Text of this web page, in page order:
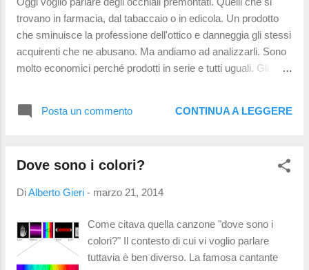
trovano in farmacia, dal tabaccaio o in edicola. Un prodotto
che sminuisce la professione dell'ottico e danneggia gli stessi
acquirenti che ne abusano. Ma andiamo ad analizzarli. Sono
molto economici perché prodotti in serie e tutti uguali. Gli
levigazione (burattatura) che durano ore! I brillantini sono
durante il montaggio delle lenti. I premontati sono stampati.
procedimento: policarbonato iniettato in stampi. Una
analizzarne vantaggi e svantaggi. Tra i vantaggi vi è il costo
contenuto, la disponibilità immediata e la diffusione capillare.
Q...
Posta un commento CONTINUA A LEGGERE
Dove sono i colori?
DiAlberto Gieri - marzo 21, 2014
Come citava quella canzone "dove sono i
colori?" Il contesto di cui vi voglio parlare
tuttavia è ben diverso. La famosa cantante